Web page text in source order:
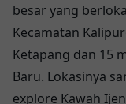
besar yang
Kecamatan
Ketapang dan 15
Baru. Lokasinya
explore Kawah